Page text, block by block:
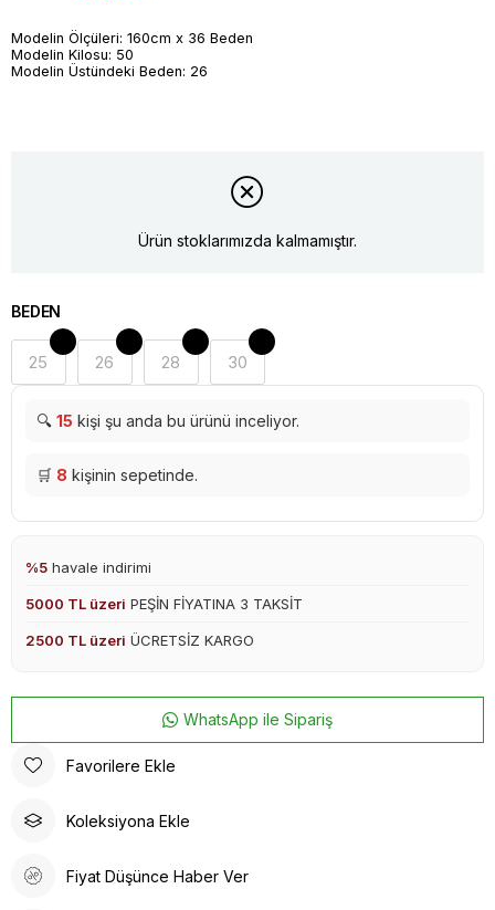
Modelin Ölçüleri: 160cm x 36 Beden
Modelin Kilosu: 50
Modelin Üstündeki Beden: 26
Ürün stoklarımızda kalmamıştır.
BEDEN
25 26 28 30
🔍 15 kişi şu anda bu ürünü inceliyor.
🛒 8 kişinin sepetinde.
%5 havale indirimi
5000 TL üzeri PEŞİN FİYATINA 3 TAKSİT
2500 TL üzeri ÜCRETSİZ KARGO
WhatsApp ile Sipariş
Favorilere Ekle
Koleksiyona Ekle
Fiyat Düşünce Haber Ver